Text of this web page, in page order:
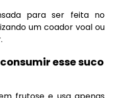
para ser feita no
um coador voal ou
esse suco